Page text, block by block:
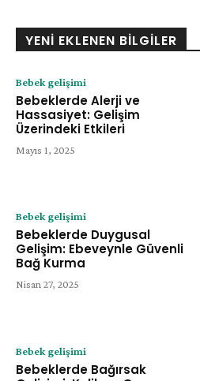
YENI EKLENEN BILGILER
Bebek gelişimi
Bebeklerde Alerji ve
Hassasiyet: Gelişim
Üzerindeki Etkileri
Mayıs 1, 2025
Bebek gelişimi
Bebeklerde Duygusal
Gelişim: Ebeveynle Güvenli
Bağ Kurma
Nisan 27, 2025
Bebek gelişimi
Bebeklerde Bağırsak